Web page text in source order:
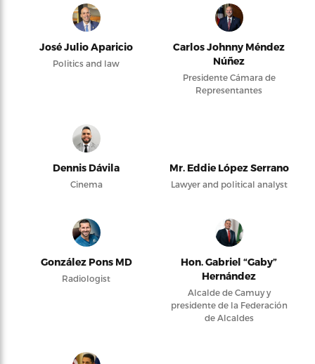
José Julio Aparicio
Politics and law
Carlos Johnny Méndez
Núñez
Presidente Cámara de
Representantes
Dennis Dávila
Cinema
Mr. Eddie López Serrano
Lawyer and political analyst
González Pons MD
Radiologist
Hon. Gabriel “Gaby”
Hernández
Alcalde de Camuy y
presidente de la Federación
de Alcaldes